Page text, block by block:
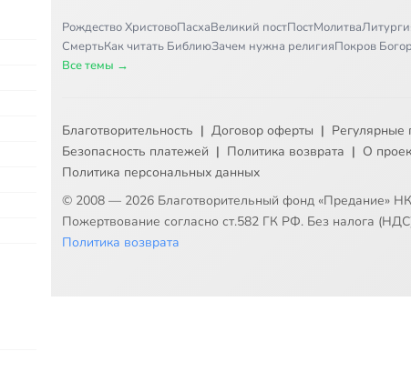
Рождество ХристовоПасхаВеликий постПостМолитва
СмертьКак читать БиблиюЗачем нужна религияПокров
Все темы →
Благотворительность | Договор оферты | Регулярные
Безопасность платежей | Политика возврата | О
Политика персональных данных
© 2008 — 2026 Благотворительный фонд «Предание»
Пожертвование согласно ст.582 ГК РФ. Без налога
Политика возврата